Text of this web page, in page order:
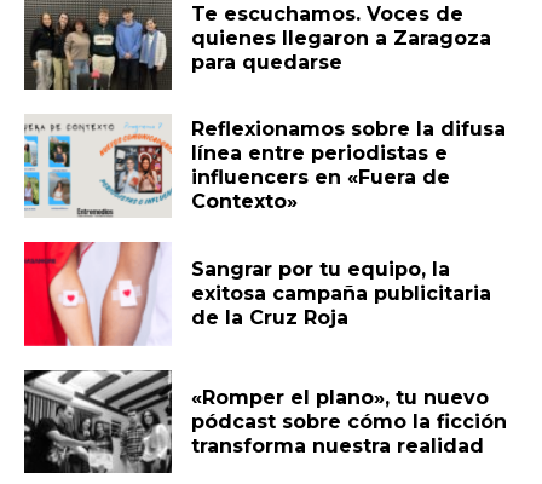
Te escuchamos. Voces de
quienes llegaron a Zaragoza
para quedarse
Reflexionamos sobre la difusa
línea entre periodistas e
influencers en «Fuera de
Contexto»
Sangrar por tu equipo, la
exitosa campaña publicitaria
de la Cruz Roja
«Romper el plano», tu nuevo
pódcast sobre cómo la ficción
transforma nuestra realidad